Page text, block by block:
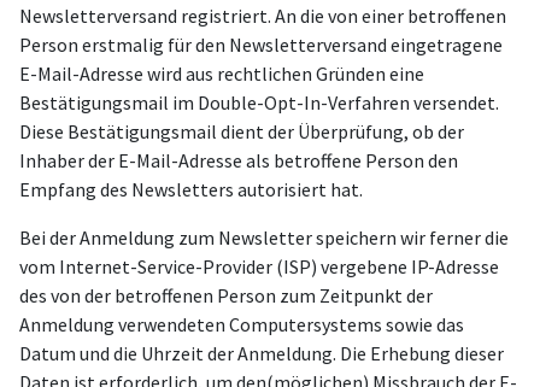
Newsletterversand registriert. An die von einer betroffenen
Person erstmalig für den Newsletterversand eingetragene
E-Mail-Adresse wird aus rechtlichen Gründen eine
Bestätigungsmail im Double-Opt-In-Verfahren versendet.
Diese Bestätigungsmail dient der Überprüfung, ob der
Inhaber der E-Mail-Adresse als betroffene Person den
Empfang des Newsletters autorisiert hat.
Bei der Anmeldung zum Newsletter speichern wir ferner die
vom Internet-Service-Provider (ISP) vergebene IP-Adresse
des von der betroffenen Person zum Zeitpunkt der
Anmeldung verwendeten Computersystems sowie das
Datum und die Uhrzeit der Anmeldung. Die Erhebung dieser
Daten ist erforderlich, um den(möglichen) Missbrauch der E-